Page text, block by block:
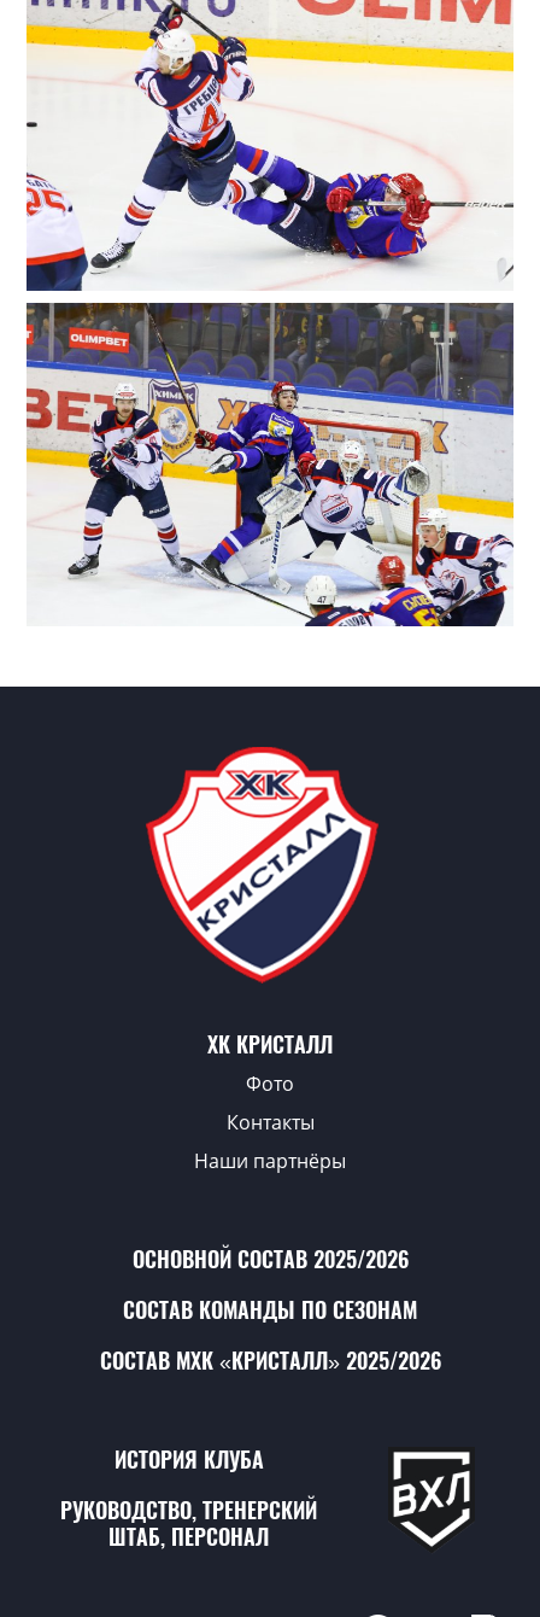
ХК КРИСТАЛЛ
Фото
Контакты
Наши партнёры
ОСНОВНОЙ СОСТАВ 2025/2026
СОСТАВ КОМАНДЫ ПО СЕЗОНАМ
СОСТАВ МХК «КРИСТАЛЛ» 2025/2026
ИСТОРИЯ КЛУБА
РУКОВОДСТВО, ТРЕНЕРСКИЙ
ШТАБ, ПЕРСОНАЛ